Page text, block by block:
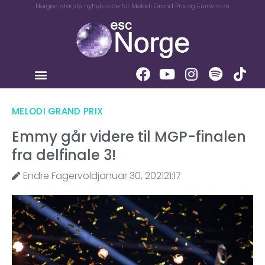
Norges største nyhetsside for Melodi Grand Prix og Eurovision
MELODI GRAND PRIX
Emmy går videre til MGP-finalen
fra delfinale 3!
Endre Fagervoldjanuar 30, 202121:17